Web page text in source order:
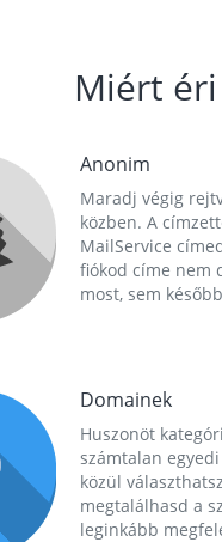
Miért
Anonim
Maradj végig
közben. A
MailService
fiókod címe nem
most, sem
Domainek
Huszonöt
számtalan
közül
megtalálhasd a
leginkább